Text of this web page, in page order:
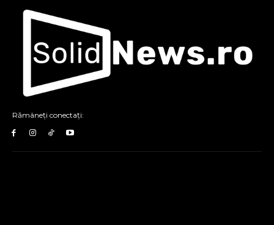
Rămâneți conectați: